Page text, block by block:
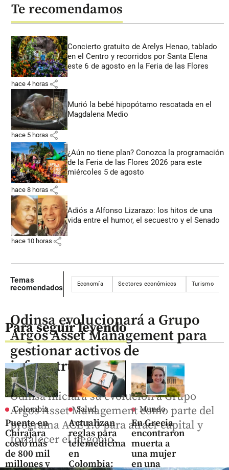
Te recomendamos
Concierto gratuito de Arelys Henao, tablado
en el Centro y recorridos por Santa Elena
este 6 de agosto en la Feria de las Flores
hace 4 horas share
Murió la bebé hipopótamo rescatada en el
Magdalena Medio
hace 5 horas share
¿Aún no tiene plan? Conozca la programación
de la Feria de las Flores 2026 para este
miércoles 5 de agosto
hace 8 horas share
Adiós a Alfonso Lizarazo: los hitos de una
vida entre el humor, el secuestro y el Senado
hace 10 horas share
Temas
recomendados
Economía Sectores económicos Turismo
Para seguir leyendo
Colombia
Puente en
Chirajara
costó más
de 800 mil
millones y
Salud
Actualizan
reglas para
telemedicina
en
Colombia:
Mundo
En Grecia
encontraron
muerta a
una mujer
en una
Odinsa evolucionará a Grupo
Argos Asset Management para
gestionar activos de
infraestructura
Odinsa iniciará su evolución a Grupo
Argos Asset Management como parte del
programa ACE 1.0 para atraer capital y
fortalecer el negocio.